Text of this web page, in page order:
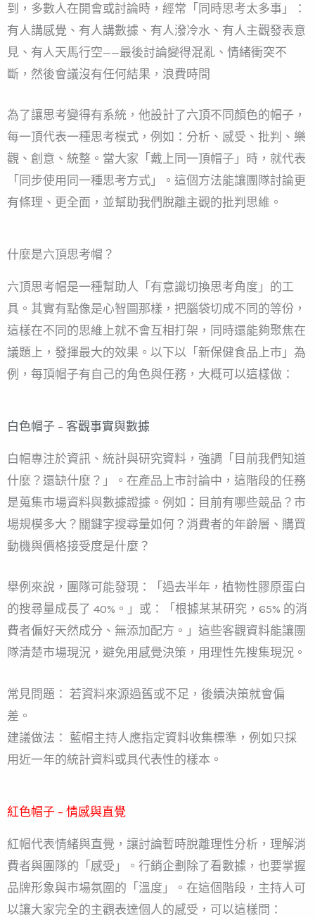
到，多數人在開會或討論時，經常「同時思考太多事」：
有人講感覺、有人講數據、有人潑冷水、有人主觀發表意
見、有人天馬行空——最後討論變得混亂、情緒衝突不
斷，然後會議沒有任何結果，浪費時間
為了讓思考變得有系統，他設計了六頂不同顏色的帽子，
每一頂代表一種思考模式，例如：分析、感受、批判、樂
觀、創意、統整。當大家「戴上同一頂帽子」時，就代表
「同步使用同一種思考方式」。這個方法能讓團隊討論更
有條理、更全面，並幫助我們脫離主觀的批判思維。
什麼是六頂思考帽？
六頂思考帽是一種幫助人「有意識切換思考角度」的工
具。其實有點像是心智圖那樣，把腦袋切成不同的等份，
這樣在不同的思維上就不會互相打架，同時還能夠聚焦在
議題上，發揮最大的效果。以下以「新保健食品上市」為
例，每頂帽子有自己的角色與任務，大概可以這樣做：
白色帽子 – 客觀事實與數據
白帽專注於資訊、統計與研究資料，強調「目前我們知道
什麼？還缺什麼？」。在產品上市討論中，這階段的任務
是蒐集市場資料與數據證據。例如：目前有哪些競品？市
場規模多大？關鍵字搜尋量如何？消費者的年齡層、購買
動機與價格接受度是什麼？
舉例來說，團隊可能發現：「過去半年，植物性膠原蛋白
的搜尋量成長了 40%。」或：「根據某某研究，65% 的消
費者偏好天然成分、無添加配方。」這些客觀資料能讓團
隊清楚市場現況，避免用感覺決策，用理性先搜集現況。
常見問題： 若資料來源過舊或不足，後續決策就會偏
差。
建議做法： 藍帽主持人應指定資料收集標準，例如只採
用近一年的統計資料或具代表性的樣本。
紅色帽子 – 情感與直覺
紅帽代表情緒與直覺，讓討論暫時脫離理性分析，理解消
費者與團隊的「感受」。行銷企劃除了看數據，也要掌握
品牌形象與市場氛圍的「溫度」。在這個階段，主持人可
以讓大家完全的主觀表達個人的感受，可以這樣問：